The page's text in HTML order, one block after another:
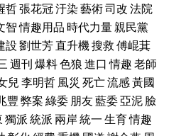
哲張花冠汙染藝術司改法院
智情趣用品 時代力量親民黨
設劉世芳直升機搜救傅崐萁
週刊爆料色狼進口 情趣老師
兒李明哲風災 死亡流感黃國
豐弊案綠委朋友藍委亞泥臉
獨派統派 兩岸統一生育情趣